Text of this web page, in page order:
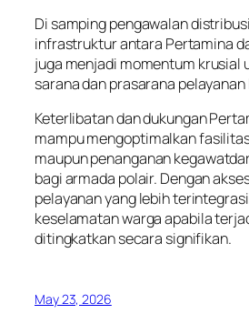
Di samping pengawalan
infrastruktur antara Pertamina
juga menjadi momentum krusial
sarana dan prasarana
Keterlibatan dan dukungan
mampu mengoptimalkan
maupun penanganan
bagi armada polair. Dengan
pelayanan yang lebih
keselamatan warga apabila
ditingkatkan secara signifikan.
May 23, 2026